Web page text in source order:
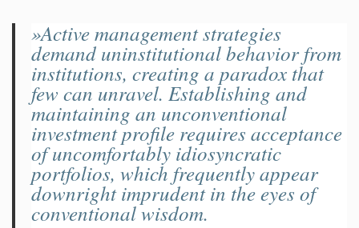
»Active management strategies
demand uninstitutional behavior from
institutions, creating a paradox that
few can unravel. Establishing and
maintaining an unconventional
investment profile requires acceptance
of uncomfortably idiosyncratic
portfolios, which frequently appear
downright imprudent in the eyes of
conventional wisdom.